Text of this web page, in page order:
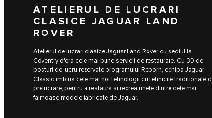
ATELIERUL DE LUCRARI
CLASICE JAGUAR LAND
ROVER
Atelierul de lucrari clasice Jaguar Land Rover cu sediul la
Coventry ofera cele mai bune servicii de restaurare. Cu 30 de
posturi de lucru rezervate programului Reborn, echipa Jaguar
Classic imbina cele mai noi tehnologii cu tehnicile traditionale
prelucrare, pentru a restaura si recrea unele dintre cele mai
faimoase modele fabricate de Jaguar.